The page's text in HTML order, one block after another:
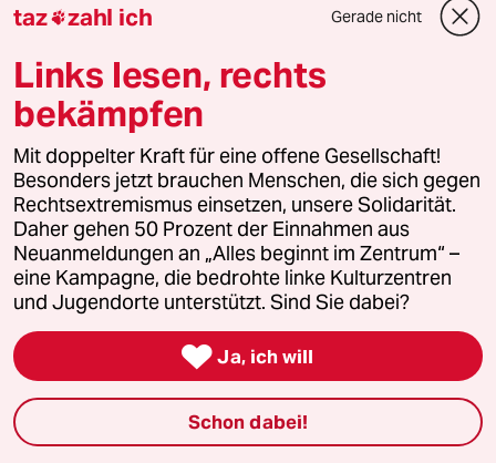
auch das Risiko in Kauf, dass sie Dreck
enthalten, der den Dealern Extra-Profite bringt.
So ist das eben, wenn man sich mit Kriminellen
einlässt. Da hilft nur eines: sich mit legalen
Drogen berauschen oder ganz verzichten.
R robbyy
01.04.2013,21:50 Uhr
Dann machts doch legal. Das dürfte doch kein
Problem für Politiker sein, die so mirnichts
dirnichts Kleinsparer enteignen, Parteispenden
bis zur Unkenntlichkeit stückeln und sich legal
bestechen lassen können... Geht doch alles,
man muss es nur wollen....
taz zahl ich Gerade nicht
Links lesen, rechts
bekämpfen
Mit doppelter Kraft für eine offene Gesellschaft!
Besonders jetzt brauchen Menschen, die sich gegen
Rechtsextremismus einsetzen, unsere Solidarität.
Daher gehen 50 Prozent der Einnahmen aus
Neuanmeldungen an „Alles beginnt im Zentrum“ –
eine Kampagne, die bedrohte linke Kulturzentren
und Jugendorte unterstützt. Sind Sie dabei?
 Ja, ich will
Schon dabei!